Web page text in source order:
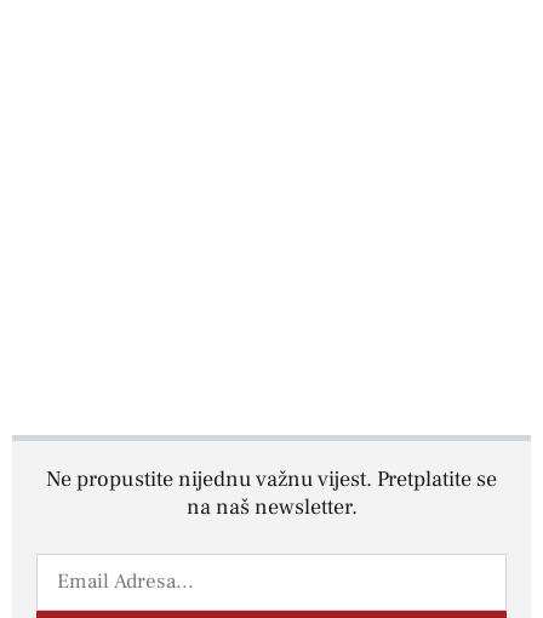
Ne propustite nijednu važnu vijest. Pretplatite se
na naš newsletter.